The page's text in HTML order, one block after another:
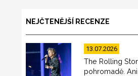
NEJČTENĚJŠÍ RECENZE
13.07.2026
The Rolling
pohromadě.